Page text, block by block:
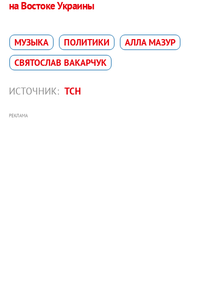
на Востоке Украины
МУЗЫКА ПОЛИТИКИ
АЛЛА МАЗУР
СВЯТОСЛАВ ВАКАРЧУК
ИСТОЧНИК: ТСН
РЕКЛАМА